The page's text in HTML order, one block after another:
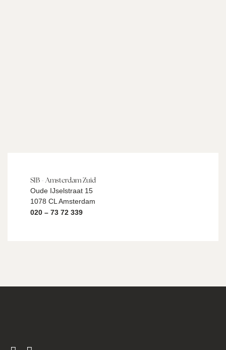
SIB - Amsterdam Zuid
Oude IJselstraat 15
1078 CL Amsterdam
020 – 73 72 339